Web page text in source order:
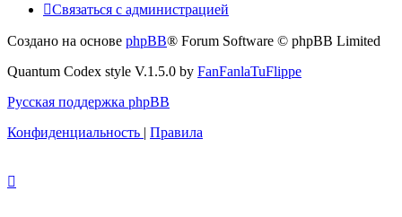
Связаться с администрацией
Создано на основе phpBB® Forum Software © phpBB Limited
Quantum Codex style V.1.5.0 by FanFanlaTuFlippe
Русская поддержка phpBB
Конфиденциальность | Правила